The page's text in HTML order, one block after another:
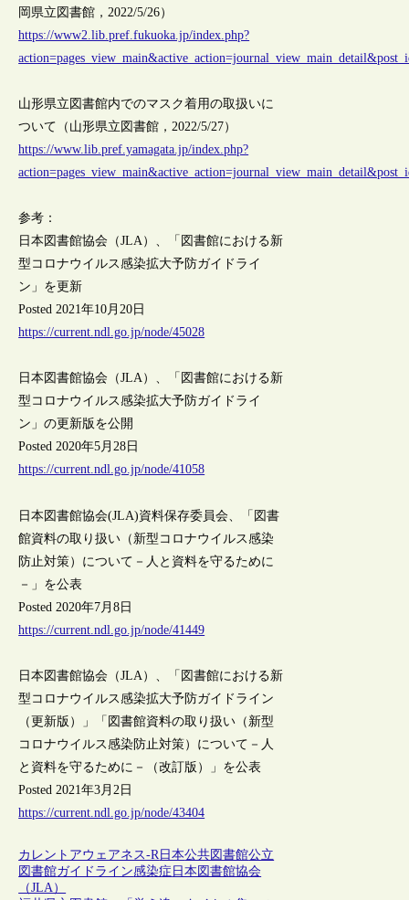
岡県立図書館，2022/5/26）
https://www2.lib.pref.fukuoka.jp/index.php?
山形県立図書館内でのマスク着用の取扱いに
ついて（山形県立図書館，2022/5/27）
https://www.lib.pref.yamagata.jp/index.php?
参考：
日本図書館協会（JLA）、「図書館における新
型コロナウイルス感染拡大予防ガイドライ
ン」を更新
Posted 2021年10月20日
https://current.ndl.go.jp/node/45028
日本図書館協会（JLA）、「図書館における新
型コロナウイルス感染拡大予防ガイドライ
ン」の更新版を公開
Posted 2020年5月28日
https://current.ndl.go.jp/node/41058
日本図書館協会(JLA)資料保存委員会、「図書
館資料の取り扱い（新型コロナウイルス感染
防止対策）について－人と資料を守るために
－」を公表
Posted 2020年7月8日
https://current.ndl.go.jp/node/41449
日本図書館協会（JLA）、「図書館における新
型コロナウイルス感染拡大予防ガイドライン
（更新版）」「図書館資料の取り扱い（新型
コロナウイルス感染防止対策）について－人
と資料を守るために－（改訂版）」を公表
Posted 2021年3月2日
https://current.ndl.go.jp/node/43404
カレントアウェアネス-R 日本公共図書館公立
図書館ガイドライン感染症 日本図書館協会
（JLA）